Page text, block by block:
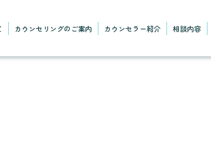
カウンセリングのご案内 カウンセラー紹介 相談内容